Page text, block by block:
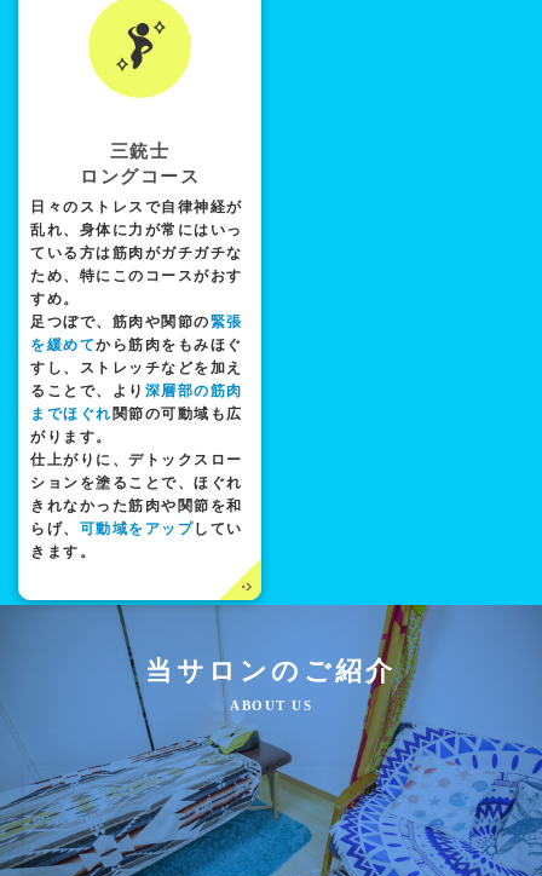
三銃士
ロングコース
日々のストレスで自律神経が
乱れ、身体に力が常にはいっ
ている方は筋肉がガチガチな
ため、特にこのコースがおす
すめ。
足つぼで、筋肉や関節の緊張
を緩めてから筋肉をもみほぐ
すし、ストレッチなどを加え
ることで、より 深層部の筋肉
までほぐれ 関節の可動域も広
がります。
仕上がりに、デトックスロー
ションを塗ることで、ほぐれ
きれなかった筋肉や関節を和
らげ、 可動域をアップしてい
きます。
当サロンのご紹介
ABOUT US